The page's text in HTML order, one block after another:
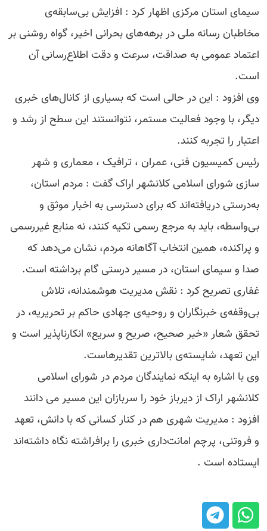
سیمای استان مرکزی اظهار کرد : افزایش بی‌سابقه‌ی
مخاطبان رسانه ملی در برهه‌های بحرانی اخیر، گواه روشنی بر
اعتماد عمومی به صداقت، سرعت و دقت اطلاع‌رسانی آن
است.
وی افزود : این در حالی است که بسیاری از کانال‌های خبری
دیگر، با وجود فعالیت مستمر، نتوانستند این سطح از رشد و
اعتبار را تجربه کنند.
رئیس کمیسیون فنی، عمران ، ترافیک ، معماری و شهر
سازی شورای اسلامی کلانشهر اراک گفت : مردم استان،
به‌درستی دریافته‌اند که برای دسترسی به اخبار موثق و
بی‌واسطه، باید به مرجع رسمی تکیه کنند، نه منابع غیررسمی
و پراکنده، همین انتخاب آگاهانه مردم، نشان می‌دهد که
صدا و سیمای استان، در مسیر درستی گام برداشته است.
غفاری تصریح کرد : نقش مدیریت هوشمندانه، تلاش
بی‌وقفه‌ی خبرنگاران و روحیه‌ی جهادی حاکم بر تحریریه، در
تحقق شعار «خبر صحیح، صریح و سریع» انکارناپذیر است و
این تعهد، شایسته‌ی بالاترین تقدیرهاست.
وی با اشاره به اینکه نمایندگان مردم در شورای اسلامی
کلانشهر اراک از دیرباز خود را سربازان این مسیر می دانند
افزود : مدیریت شهری هم در کنار کسانی که با دانش، تعهد
و فروتنی، پرچم امانت‌داری خبری را برافراشته نگاه داشته‌اند
ایستاده است .